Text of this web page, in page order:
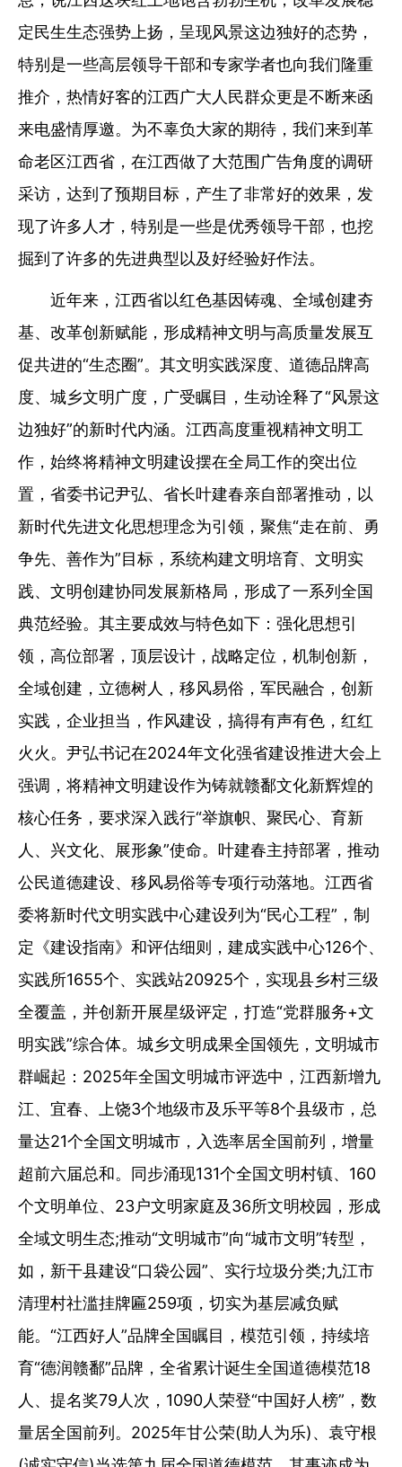
定民生生态强势上扬，呈现风景这边独好的态势，
特别是一些高层领导干部和专家学者也向我们隆重
推介，热情好客的江西广大人民群众更是不断来函
来电盛情厚邀。为不辜负大家的期待，我们来到革
命老区江西省，在江西做了大范围广告角度的调研
采访，达到了预期目标，产生了非常好的效果，发
现了许多人才，特别是一些是优秀领导干部，也挖
掘到了许多的先进典型以及好经验好作法。
近年来，江西省以红色基因铸魂、全域创建夯
基、改革创新赋能，形成精神文明与高质量发展互
促共进的“生态圈”。其文明实践深度、道德品牌高
度、城乡文明广度，广受瞩目，生动诠释了“风景这
边独好”的新时代内涵。江西高度重视精神文明工
作，始终将精神文明建设摆在全局工作的突出位
置，省委书记尹弘、省长叶建春亲自部署推动，以
新时代先进文化思想理念为引领，聚焦“走在前、勇
争先、善作为”目标，系统构建文明培育、文明实
践、文明创建协同发展新格局，形成了一系列全国
典范经验。其主要成效与特色如下：强化思想引
领，高位部署，顶层设计，战略定位，机制创新，
全域创建，立德树人，移风易俗，军民融合，创新
实践，企业担当，作风建设，搞得有声有色，红红
火火。尹弘书记在2024年文化强省建设推进大会上
强调，将精神文明建设作为铸就赣鄱文化新辉煌的
核心任务，要求深入践行“举旗帜、聚民心、育新
人、兴文化、展形象”使命。叶建春主持部署，推动
公民道德建设、移风易俗等专项行动落地。江西省
委将新时代文明实践中心建设列为“民心工程”，制
定《建设指南》和评估细则，建成实践中心126个、
实践所1655个、实践站20925个，实现县乡村三级
全覆盖，并创新开展星级评定，打造“党群服务+文
明实践”综合体。城乡文明成果全国领先，文明城市
群崛起：2025年全国文明城市评选中，江西新增九
江、宜春、上饶3个地级市及乐平等8个县级市，总
量达21个全国文明城市，入选率居全国前列，增量
超前六届总和。同步涌现131个全国文明村镇、160
个文明单位、23户文明家庭及36所文明校园，形成
全域文明生态;推动“文明城市”向“城市文明”转型，
如，新干县建设“口袋公园”、实行垃圾分类;九江市
清理村社滥挂牌匾259项，切实为基层减负赋
能。“江西好人”品牌全国瞩目，模范引领，持续培
育“德润赣鄱”品牌，全省累计诞生全国道德模范18
人、提名奖79人次，1090人荣登“中国好人榜”，数
量居全国前列。2025年甘公荣(助人为乐)、袁守根